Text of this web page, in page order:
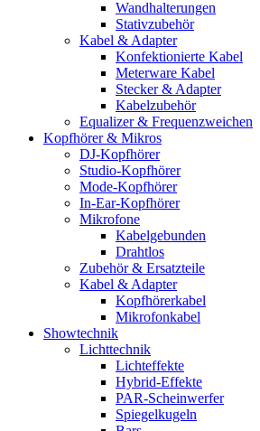
Wandhalterungen
Stativzubehör
Kabel & Adapter
Konfektionierte Kabel
Meterware Kabel
Stecker & Adapter
Kabelzubehör
Equalizer & Frequenzweichen
Kopfhörer & Mikros
DJ-Kopfhörer
Studio-Kopfhörer
Mode-Kopfhörer
In-Ear-Kopfhörer
Mikrofone
Kabelgebunden
Drahtlos
Zubehör & Ersatzteile
Kabel & Adapter
Kopfhörerkabel
Mikrofonkabel
Showtechnik
Lichttechnik
Lichteffekte
Hybrid-Effekte
PAR-Scheinwerfer
Spiegelkugeln